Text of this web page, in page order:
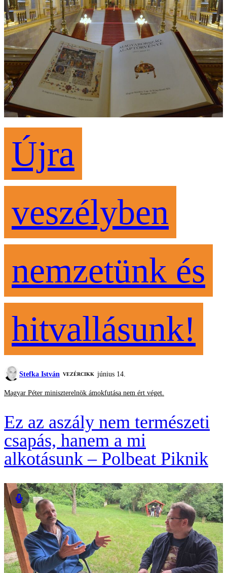
Újra
veszélyben
nemzetünk és
hitvallásunk!
Stefka István VEZÉRCIKK június 14.
Magyar Péter miniszterelnök ámokfutása nem ért véget.
Ez az aszály nem természeti
csapás, hanem a mi
alkotásunk – Polbeat Piknik